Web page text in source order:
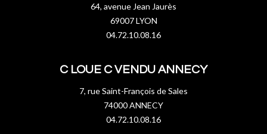
64, avenue Jean Jaurès
69007 LYON
04.72.10.08.16
C LOUE C VENDU ANNECY
7, rue Saint-François de Sales
74000 ANNECY
04.72.10.08.16